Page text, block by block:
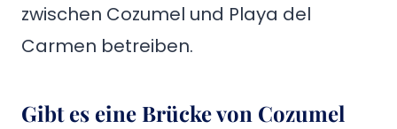
zwischen Cozumel und Playa del
Carmen betreiben.
Gibt es eine Brücke von Cozumel